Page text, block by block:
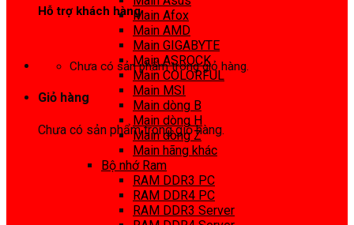
Hỗ trợ khách hàng
Chưa có sản phẩm trong giỏ hàng.
Giỏ hàng
Chưa có sản phẩm trong giỏ hàng.
Main Afox
Main AMD
Main GIGABYTE
Main ASROCK
Main COLORFUL
Main MSI
Main dòng B
Main dòng H
Main dòng Z
Main hãng khác
Bộ nhớ Ram
RAM DDR3 PC
RAM DDR4 PC
RAM DDR3 Server